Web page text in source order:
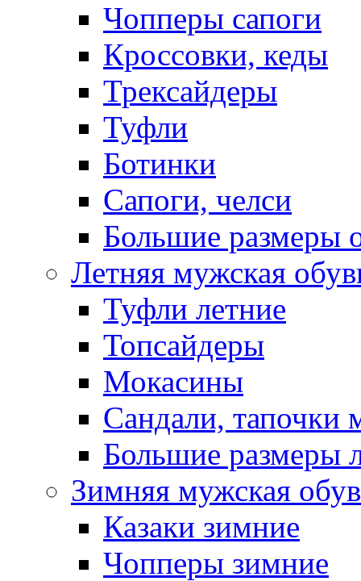
Чопперы сапоги
Кроссовки, кеды
Трексайдеры
Туфли
Ботинки
Сапоги, челси
Большие размеры
Летняя мужская
Туфли летние
Топсайдеры
Мокасины
Сандали, тапочки
Большие размеры
Зимняя мужская
Казаки зимние
Чопперы зимние